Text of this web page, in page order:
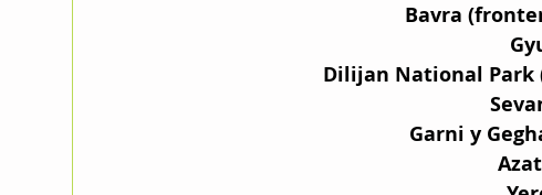
Bavra
Dilijan National Park
Garni y